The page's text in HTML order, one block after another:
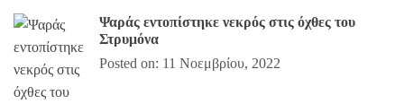
Ψαράς εντοπίστηκε νεκρός στις όχθες του
Στρυμόνα
Posted on: 11 Νοεμβρίου, 2022